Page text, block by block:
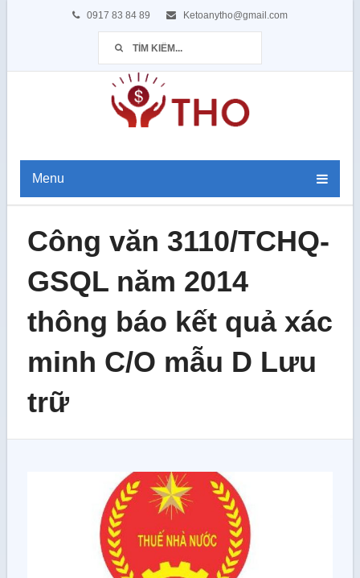
0917 83 84 89 Ketoanytho@gmail.com
Menu
Công văn 3110/TCHQ-
GSQL năm 2014
thông báo kết quả xác
minh C/O mẫu D Lưu
trữ